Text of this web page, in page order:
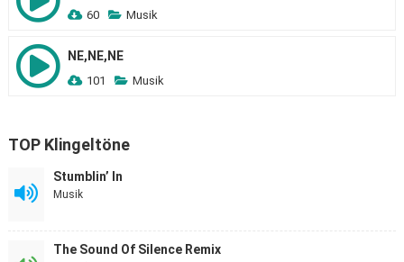
60 Musik
NE,NE,NE
101 Musik
TOP Klingeltöne
Stumblin’ In
Musik
The Sound Of Silence Remix